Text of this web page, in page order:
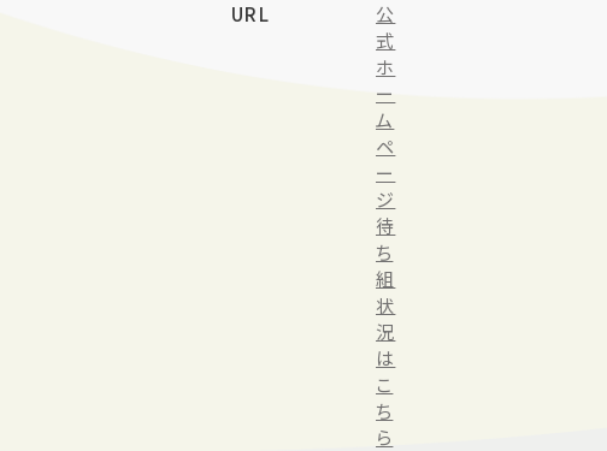
URL
公
式
ホ
ー
ム
ペ
ー
ジ
待
ち
組
状
況
は
こ
ち
ら